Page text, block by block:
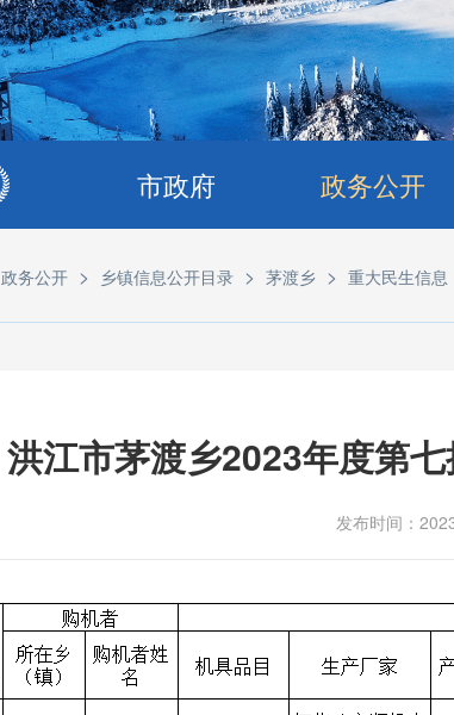
市政府 政务公开
政务公开 > 乡镇信息公开目录 > 茅渡乡 > 重大民生信息
洪江市茅渡乡2023年度第
发布时间：